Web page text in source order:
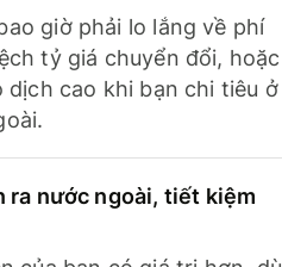
giờ phải lo lắng về phí
tỷ giá chuyển đổi, hoặc
dịch cao khi bạn chi tiêu ở
ra nước ngoài, tiết kiệm